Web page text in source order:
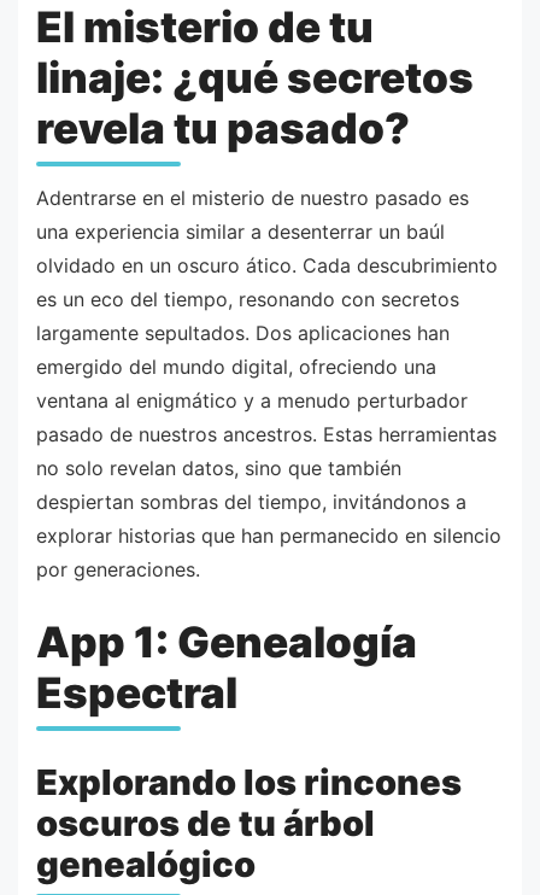
El misterio de tu
linaje: ¿qué secretos
revela tu pasado?
Adentrarse en el misterio de nuestro pasado es
una experiencia similar a desenterrar un baúl
olvidado en un oscuro ático. Cada descubrimiento
es un eco del tiempo, resonando con secretos
largamente sepultados. Dos aplicaciones han
emergido del mundo digital, ofreciendo una
ventana al enigmático y a menudo perturbador
pasado de nuestros ancestros. Estas herramientas
no solo revelan datos, sino que también
despiertan sombras del tiempo, invitándonos a
explorar historias que han permanecido en silencio
por generaciones.
App 1: Genealogía
Espectral
Explorando los rincones
oscuros de tu árbol
genealógico